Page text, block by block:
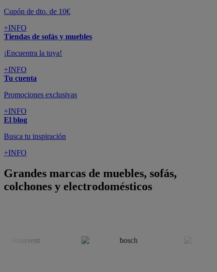
Cupón de dto. de 10€
+INFO
Tiendas de sofás y muebles
¡Encuentra la tuya!
+INFO
Tu cuenta
Promociones exclusivas
+INFO
El blog
Busca tu inspiración
+INFO
Grandes marcas de muebles, sofás,
colchones y electrodomésticos